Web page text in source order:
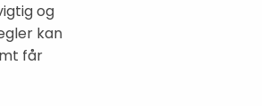
og
kan
får